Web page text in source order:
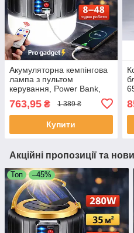
Акумуляторна кемпінгова
лампа з пультом
керування, Power Bank,
ESMARTER
763,95 ₴ 1 389 ₴
Купити
Акційні пропозиції та
Топ –45%